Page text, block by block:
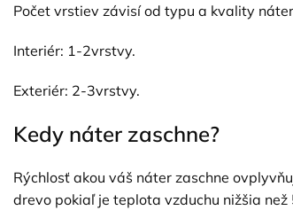
Počet vrstiev závisí od typu a kvality
Interiér: 1-2vrstvy.
Exteriér: 2-3vrstvy.
Kedy náter zaschne?
Rýchlosť akou váš náter zaschne
drevo pokiaľ je teplota vzduchu nižšia